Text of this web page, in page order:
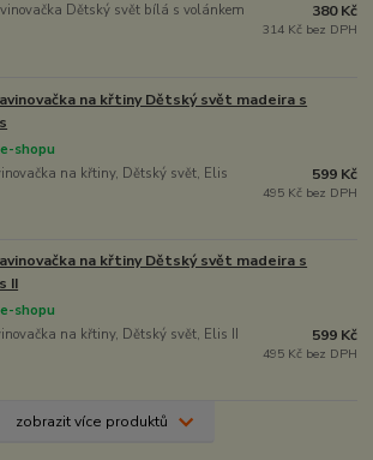
Dětský svět bílá s volánkem
380 Kč
314 Kč bez DPH
na křtiny Dětský svět madeira s
na křtiny, Dětský svět, Elis
shopu
599 Kč
495 Kč bez DPH
na křtiny Dětský svět madeira s
II
na křtiny, Dětský svět, Elis II
shopu
599 Kč
495 Kč bez DPH
zobrazit více produktů